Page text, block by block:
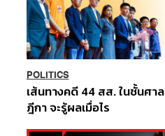
POLITICS
เส้นทางคดี 44 สส. ในชั้นศาล
ฎีกา จะรู้ผลเมื่อไร